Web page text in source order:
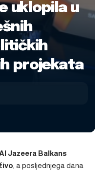
uklopila u
projekata
Al Jazeera Balkans
, a posljednjega dana